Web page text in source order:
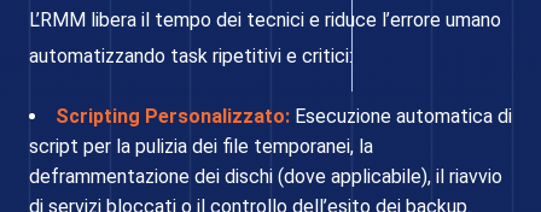
L’RMM libera il tempo dei tecnici e riduce l’errore umano
automatizzando task ripetitivi e critici:
Scripting Personalizzato: Esecuzione automatica di
script per la pulizia dei file temporanei, la
deframmentazione dei dischi (dove applicabile), il riavvio
di servizi bloccati o il controllo dell’esito dei backup.